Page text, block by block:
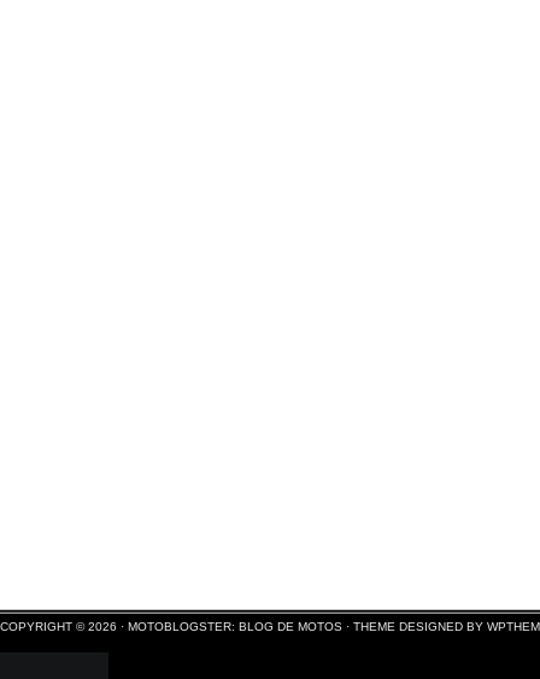
COPYRIGHT © 2026 · MOTOBLOGSTER: BLOG DE MOTOS · THEME DESIGNED BY